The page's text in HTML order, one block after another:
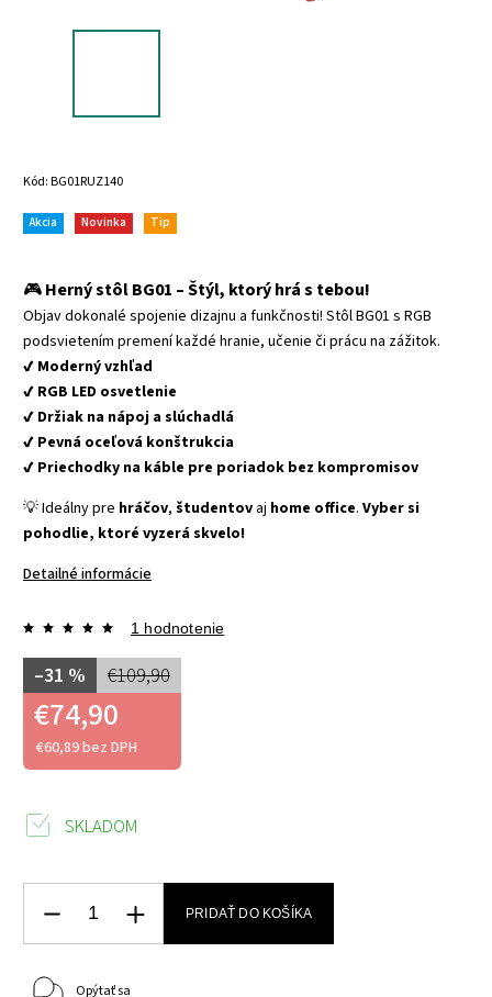
Kód:BG01RUZ140
Akcia Novinka Tip
🎮Herný stôl BG01 – Štýl, ktorý hrá s tebou!
Objav dokonalé spojenie dizajnu a funkčnosti! Stôl BG01 s RGB
podsvietením premení každé hranie, učenie či prácu na zážitok.
✔️ Moderný vzhľad
✔️ RGB LED osvetlenie
✔️ Držiak na nápoj a slúchadlá
✔️ Pevná oceľová konštrukcia
✔️ Priechodky na káble pre poriadok bez kompromisov
💡 Ideálny pre hráčov, študentov aj home office. Vyber si
pohodlie, ktoré vyzerá skvelo!
Detailné informácie
1 hodnotenie
€109,90
–31 %
€74,90
€60,89 bez DPH
SKLADOM
PRIDAŤ DO KOŠÍKA
Opýtať sa